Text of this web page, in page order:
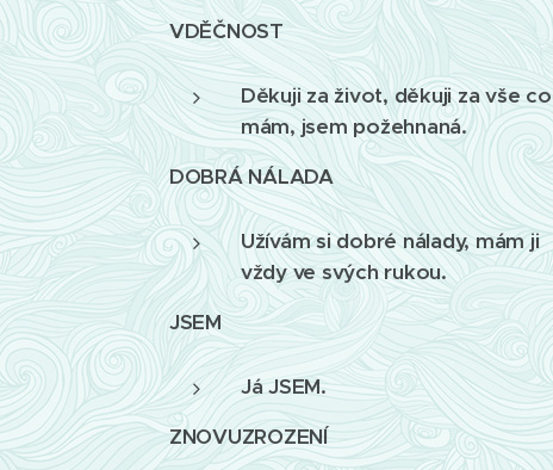
VDĚČNOST
Děkuji za život, děkuji za vše co
mám, jsem požehnaná.
DOBRÁ NÁLADA
Užívám si dobré nálady, mám ji
vždy ve svých rukou.
JSEM
Já JSEM.
ZNOVUZROZENÍ